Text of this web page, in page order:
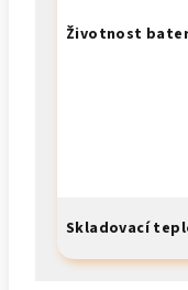
Životnost
Skladovací